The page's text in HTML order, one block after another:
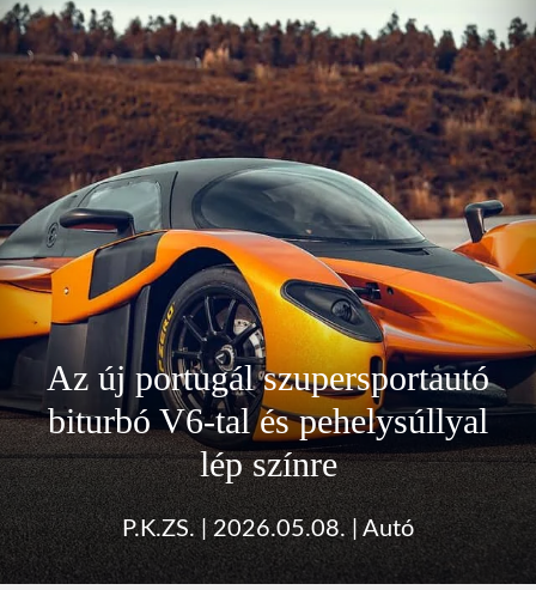
Az új portugál szupersportautó
biturbó V6-tal és pehelysúllyal
lép színre
P.K.ZS.|2026.05.08.|Autó